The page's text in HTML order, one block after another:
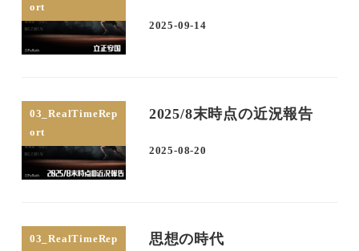
ort
2025-09-14
03_RealTimeRep
ort
2025/8末時点の近況報告
2025-08-20
03_RealTimeRep
思想の時代